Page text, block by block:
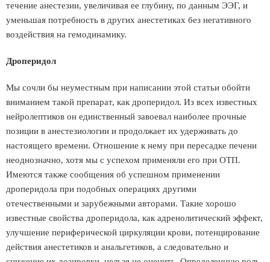
течение анестезии, увеличивая ее глубину, по данным ЭЭГ, и
уменьшая потребность в других анестетиках без негативного
воздействия на гемодинамику.
Дроперидол
Мы сочли бы неуместным при написании этой статьи обойти
вниманием такой препарат, как дроперидол. Из всех известных
нейролептиков он единственный завоевал наиболее прочные
позиции в анестезиологии и продолжает их удерживать до
настоящего времени. Отношение к нему при пересадке печени
неоднозначно, хотя мы с успехом применяли его при ОТП.
Имеются также сообщения об успешном применении
дроперидола при подобных операциях другими
отечественными и зарубежными авторами. Такие хорошо
известные свойства дроперидола, как адренолитический эффект,
улучшение периферической циркуляции крови, потенцирование
действия анестетиков и анальгетиков, а следовательно и